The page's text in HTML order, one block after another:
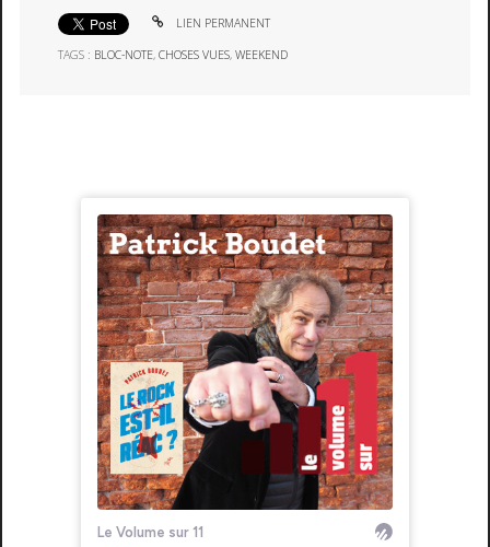
LIEN PERMANENT
TAGS : BLOC-NOTE,CHOSES VUES,WEEKEND